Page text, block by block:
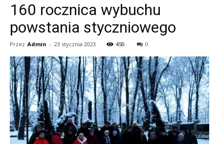
160 rocznica wybuchu
powstania styczniowego
Przez Admin - 23 stycznia 2023 450 0